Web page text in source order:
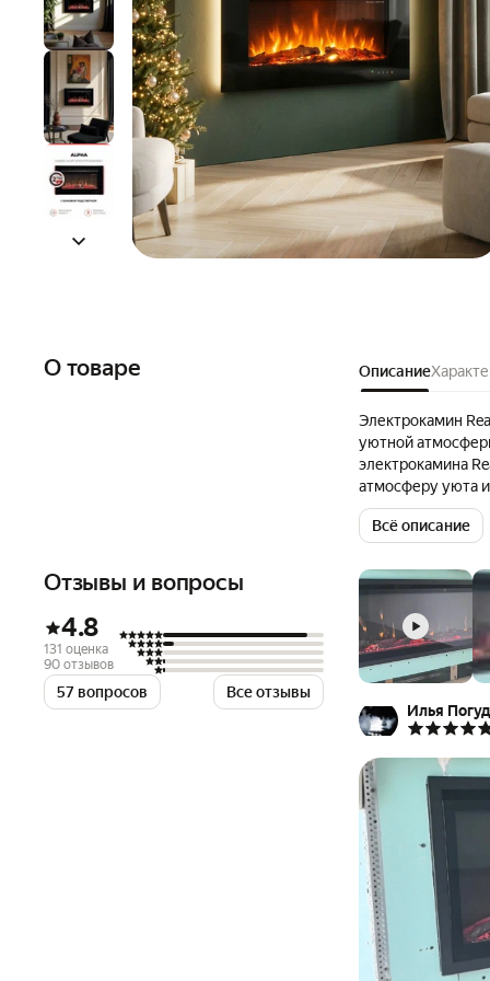
О товаре Описание
Электрокамин
уютной
электрокамина
атмосферу уюта
для любого
внимания.
панель
и регулировка
Пульт
Боковая
(ВхШхГ):
Особенности:
дистанционное
Материал
товара: черный.
подвесная. Тип:
Всё описание
Отзывы и вопросы
4.8
131 оценка
90 отзывов
57 вопросов
Все отзывы
Илья